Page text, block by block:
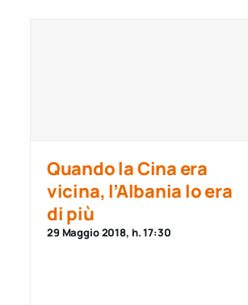
Quando la Cina era
vicina, l’Albania lo era
di più
29 Maggio 2018, h. 17:30